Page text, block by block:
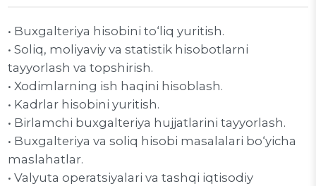
• Buxgalteriya hisobini to‘liq yuritish.
• Soliq, moliyaviy va statistik hisobotlarni
tayyorlash va topshirish.
• Xodimlarning ish haqini hisoblash.
• Kadrlar hisobini yuritish.
• Birlamchi buxgalteriya hujjatlarini tayyorlash.
• Buxgalteriya va soliq hisobi masalalari bo‘yicha
maslahatlar.
• Valyuta operatsiyalari va tashqi iqtisodiy